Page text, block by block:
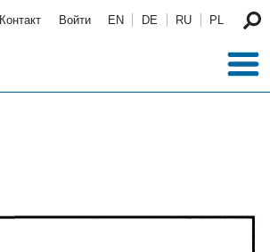
Контакт Войти EN DE RU PL